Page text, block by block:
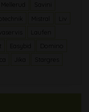
Mellerud
Mistral
Laufen
Stargres